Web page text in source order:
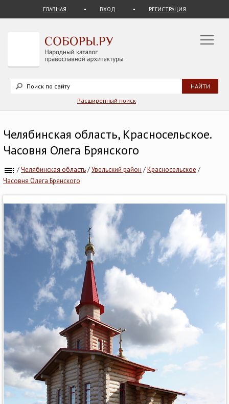
ГЛАВНАЯ ВХОД РЕГИСТРАЦИЯ
Расширенный поиск
Челябинская область, Красносельское.
Часовня Олега Брянского
/Челябинская область/Увельский район /Красносельское /
Часовня Олега Брянского